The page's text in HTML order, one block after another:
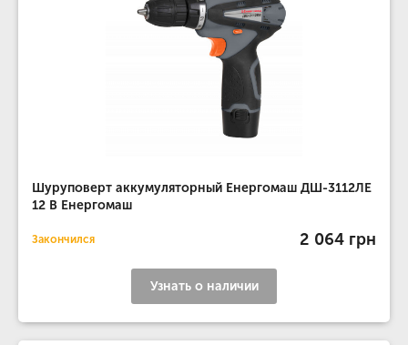
Шуруповерт аккумуляторный Енергомаш ДШ-3112ЛЕ
12 В Енергомаш
Закончился 2 064 грн
Узнать о наличии